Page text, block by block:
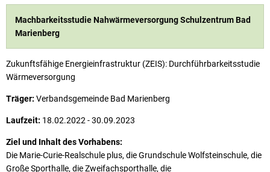
Machbarkeitsstudie Nahwärmeversorgung Schulzentrum Bad
Marienberg
Zukunftsfähige Energieinfrastruktur (ZEIS): Durchführbarkeitsstudie
Wärmeversorgung
Träger: Verbandsgemeinde Bad Marienberg
Laufzeit: 18.02.2022 - 30.09.2023
Ziel und Inhalt des Vorhabens:
Die Marie-Curie-Realschule plus, die Grundschule Wolfsteinschule, die
Große Sporthalle, die Zweifachsporthalle, die